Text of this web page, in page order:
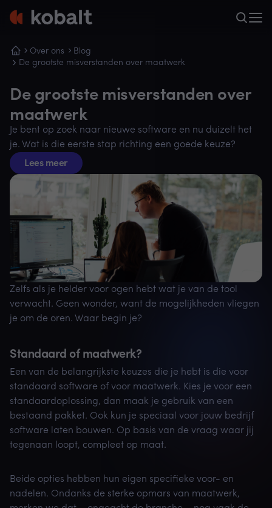
Over ons
Blog
De grootste misverstanden over maatwerk
De grootste misverstanden over
maatwerk
Je bent op zoek naar nieuwe software en nu duizelt het
je. Wat is die eerste stap richting een goede keuze?
Lees meer
Zelfs als je helder voor ogen hebt wat je van de tool
verwacht. Geen wonder, want de mogelijkheden vliegen
je om de oren. Waar begin je?
Standaard of maatwerk?
Een van de belangrijkste keuzes die je hebt is die voor
standaard software of voor maatwerk. Kies je voor een
standaardoplossing, dan maak je gebruik van een
bestaand pakket. Ook kun je speciaal voor jouw bedrijf
software laten bouwen. Op basis van de vraag waar jij
tegenaan loopt, compleet op maat.
Beide opties hebben hun eigen specifieke voor- en
nadelen. Ondanks de sterke opmars van maatwerk,